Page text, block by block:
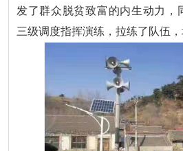
发了群众脱贫致富的内生动力，
三级调度指挥演练，拉练了队伍，